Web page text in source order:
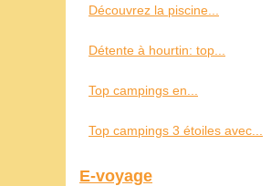
Découvrez la piscine...
Détente à hourtin: top...
Top campings en...
Top campings 3 étoiles avec...
E-voyage